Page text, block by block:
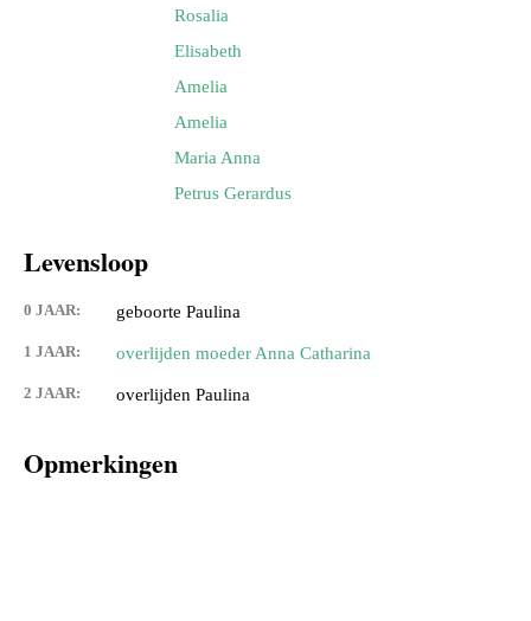
Rosalia
Elisabeth
Amelia
Amelia
Maria Anna
Petrus Gerardus
Levensloop
0 JAAR: geboorte Paulina
1 JAAR: overlijden moeder Anna Catharina
2 JAAR: overlijden Paulina
Opmerkingen